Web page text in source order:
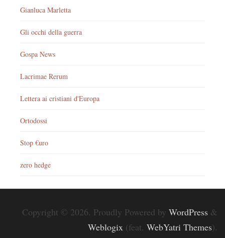
Gianluca Marletta
Gli occhi della guerra
Gospa News
Lacrimae Rerum
Lettera ai cristiani d'Europa
Ortodossi
Stop €uro
zero hedge
Copyright © 2026. Proudly Powered by WordPress &
Weblogix (feat. WebYatri Themes).